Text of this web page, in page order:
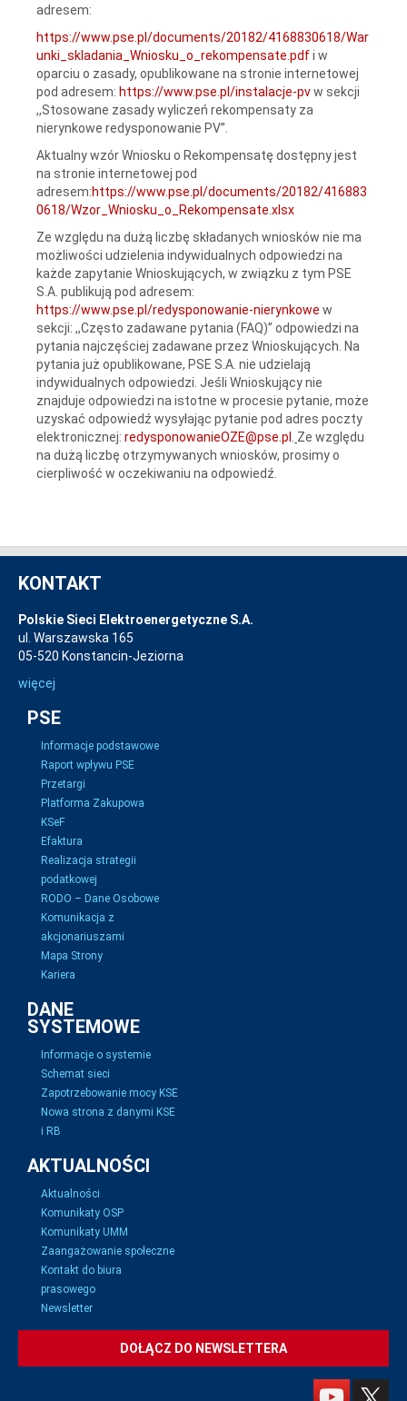
adresem:
https://www.pse.pl/documents/20182/4168830618/War
unki_skladania_Wniosku_o_rekompensate.pdfi w
oparciu o zasady, opublikowane na stronie internetowej
pod adresem: https://www.pse.pl/instalacje-pvw sekcji
,,Stosowane zasady wyliczeń rekompensaty za
nierynkowe redysponowanie PV”.
Aktualny wzór Wniosku o Rekompensatę dostępny jest
na stronie internetowej pod
adresem:https://www.pse.pl/documents/20182/416883
0618/Wzor_Wniosku_o_Rekompensate.xlsx
Ze względu na dużą liczbę składanych wniosków nie ma
możliwości udzielenia indywidualnych odpowiedzi na
każde zapytanie Wnioskujących, w związku z tym PSE
S.A. publikują pod adresem:
https://www.pse.pl/redysponowanie-nierynkowe w
sekcji: ,,Często zadawane pytania (FAQ)” odpowiedzi na
pytania najczęściej zadawane przez Wnioskujących. Na
pytania już opublikowane, PSE S.A. nie udzielają
indywidualnych odpowiedzi. Jeśli Wnioskujący nie
znajduje odpowiedzi na istotne w procesie pytanie, może
uzyskać odpowiedź wysyłając pytanie pod adres poczty
elektronicznej: redysponowanieOZE@pse.pl
Ze względu
na dużą liczbę otrzymywanych wniosków, prosimy o
cierpliwość w oczekiwaniu na odpowiedź.
KONTAKT
Polskie Sieci Elektroenergetyczne S.A.
ul. Warszawska 165
05-520 Konstancin-Jeziorna
więcej
PSE
Informacje podstawowe
Raport wpływu PSE
Przetargi
Platforma Zakupowa
KSeF
Efaktura
Realizacja strategii
podatkowej
RODO – Dane Osobowe
Komunikacja z
akcjonariuszami
Mapa Strony
Kariera
DANE
SYSTEMOWE
Informacje o systemie
Schemat sieci
Zapotrzebowanie mocy KSE
Nowa strona z danymi KSE
i RB
AKTUALNOŚCI
Aktualności
Komunikaty OSP
Komunikaty UMM
Zaangażowanie społeczne
Kontakt do biura
prasowego
Newsletter
DOŁĄCZ DO NEWSLETTERA